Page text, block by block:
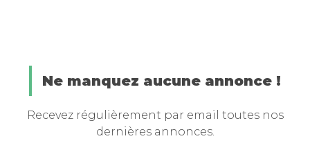
Ne manquez aucune annonce !
Recevez régulièrement par email toutes nos
dernières annonces.